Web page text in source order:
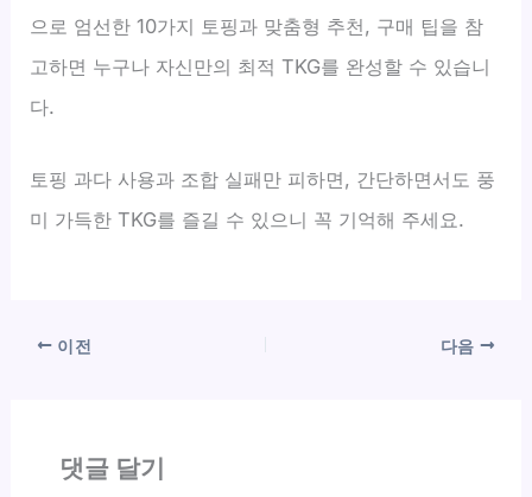
으로 엄선한 10가지 토핑과 맞춤형 추천, 구매 팁을 참
고하면 누구나 자신만의 최적 TKG를 완성할 수 있습니
다.
토핑 과다 사용과 조합 실패만 피하면, 간단하면서도 풍
미 가득한 TKG를 즐길 수 있으니 꼭 기억해 주세요.
이전 다음
댓글 달기